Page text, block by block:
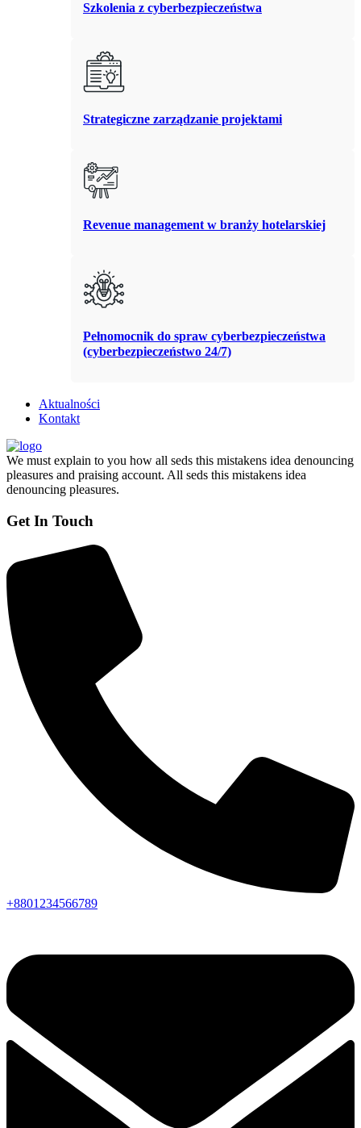
Szkolenia z cyberbezpieczeństwa
Strategiczne zarządzanie projektami
Revenue management w branży hotelarskiej
Pełnomocnik do spraw cyberbezpieczeństwa
(cyberbezpieczeństwo 24/7)
Aktualności
Kontakt
We must explain to you how all seds this mistakens idea denouncing
pleasures and praising account. All seds this mistakens idea
denouncing pleasures.
Get In Touch
+8801234566789